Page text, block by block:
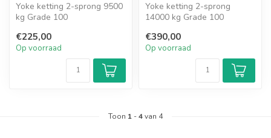
Yoke ketting 2-sprong 9500
kg Grade 100
€225,00
Op voorraad
Yoke ketting 2-sprong
14000 kg Grade 100
€390,00
Op voorraad
Toon 1 -4van 4